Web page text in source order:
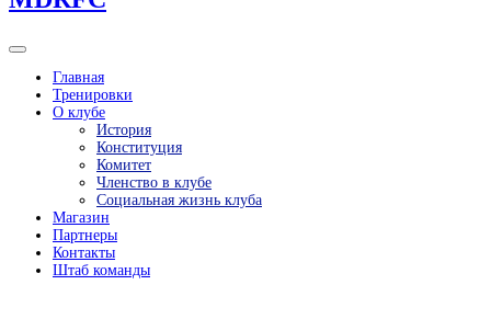
Главная
Тренировки
О клубе
История
Конституция
Комитет
Членство в клубе
Социальная жизнь клуба
Магазин
Партнеры
Контакты
Штаб команды